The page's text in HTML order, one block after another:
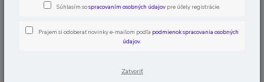
Tedee
Súhlasím sospracovaním osobných údajov pre účely registrácie.
Prajem si odoberať novinky e-mailom podľa podmienok spracovania osobných
údajov.
Zatvoriť